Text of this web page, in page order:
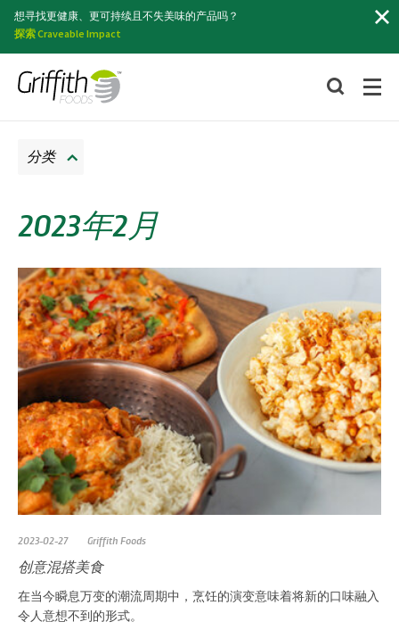
想寻找更健康、更可持续且不失美味的产品吗？
探索 Craveable Impact
索
2023年2月
分类
2023-02-27 Griffith Foods
创意混搭美食
在当今瞬息万变的潮流周期中，烹饪的演变意味着将新的口味融入
令人意想不到的形式。